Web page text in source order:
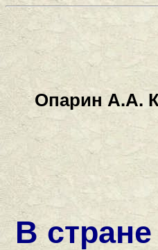
Опарин А.А.
В